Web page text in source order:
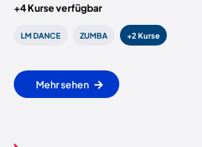
+4 Kurse verfügbar
LM DANCE ZUMBA +2 Kurse
Mehr sehen